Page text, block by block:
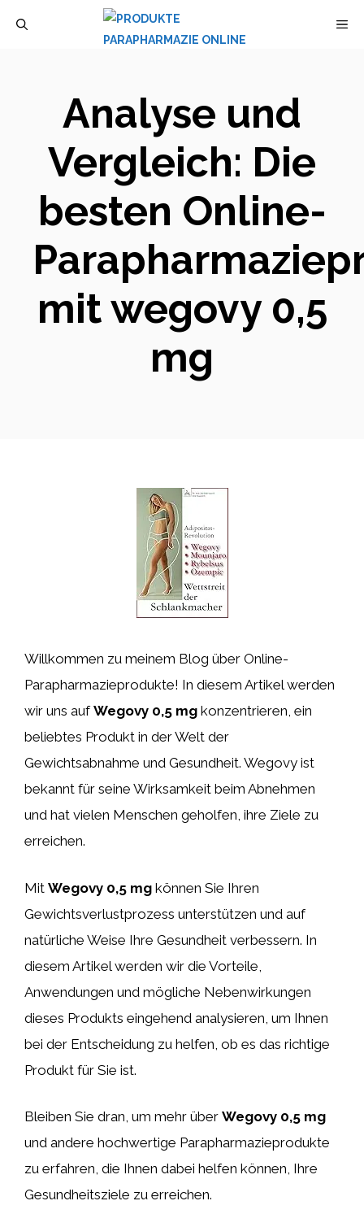
Analyse und
Vergleich: Die
besten Online-
mit wegovy 0,5
mg
Willkommen zu meinem Blog über Online-
Parapharmazieprodukte! In diesem Artikel werden
wir uns aufWegovy 0,5 mg konzentrieren, ein
beliebtes Produkt in der Welt der
Gewichtsabnahme und Gesundheit. Wegovy ist
bekannt für seine Wirksamkeit beim Abnehmen
und hat vielen Menschen geholfen, ihre Ziele zu
erreichen.
Mit Wegovy 0,5 mg können Sie Ihren
Gewichtsverlustprozess unterstützen und auf
natürliche Weise Ihre Gesundheit verbessern. In
diesem Artikel werden wir die Vorteile,
Anwendungen und mögliche Nebenwirkungen
dieses Produkts eingehend analysieren, um Ihnen
bei der Entscheidung zu helfen, ob es das richtige
Produkt für Sie ist.
Bleiben Sie dran, um mehr über Wegovy 0,5 mg
und andere hochwertige Parapharmazieprodukte
zu erfahren, die Ihnen dabei helfen können, Ihre
Gesundheitsziele zu erreichen.